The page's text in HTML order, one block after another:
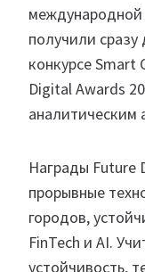
международной
получили
конкурсе Smart
Digital Awards
аналитическим
Награды Future
прорывные
городов,
FinTech и AI.
устойчивость,